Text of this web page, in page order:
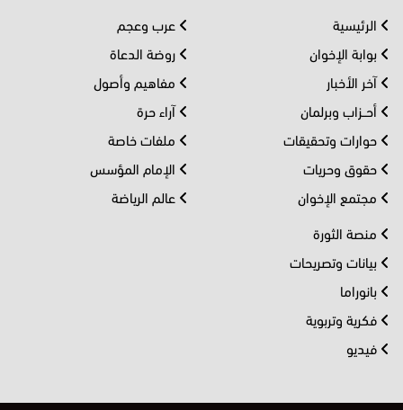
الرئيسية
بوابة الإخوان
آخر الأخبار
أحــزاب وبرلمان
حوارات وتحقيقات
حقوق وحريات
مجتمع الإخوان
عرب وعجم
روضة الدعاة
مفاهيم وأصول
آراء حرة
ملفات خاصة
الإمام المؤسس
عالم الرياضة
منصة الثورة
بيانات وتصريحات
بانوراما
فكرية وتربوية
فيديو